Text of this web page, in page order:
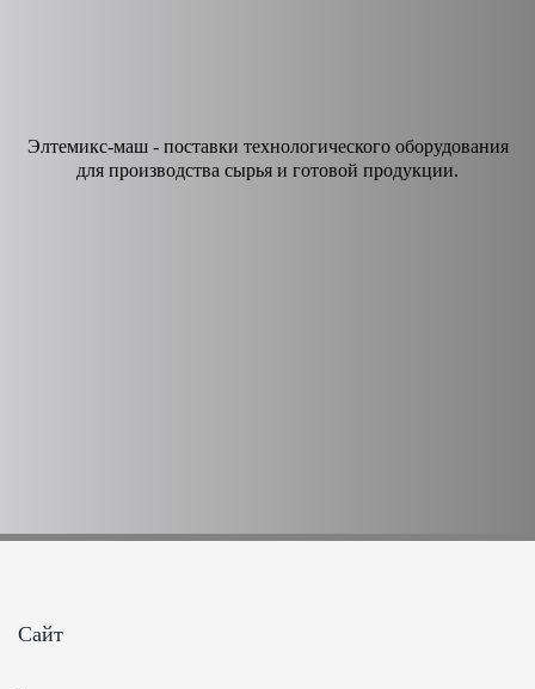
Элтемикс-маш - поставки технологического оборудования
для производства сырья и готовой продукции.
Сайт